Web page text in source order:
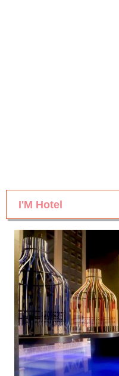
I'M Hotel